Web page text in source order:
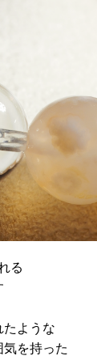
る
たような
を持った